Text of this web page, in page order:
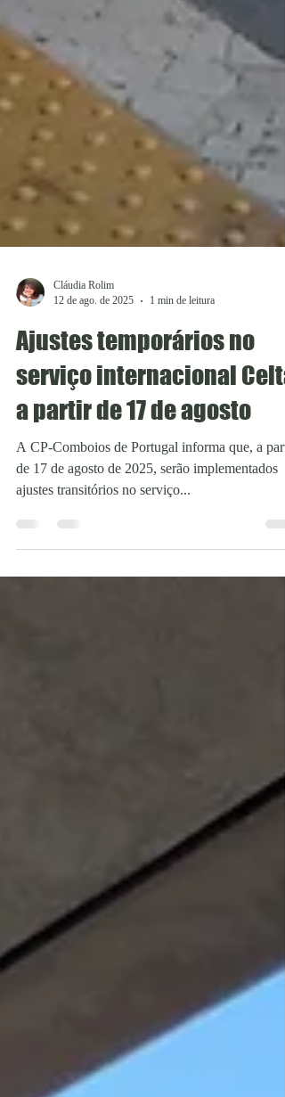
12 de ago. de 2025
1 min de leitura
Ajustes temporários no
serviço internacional Celta
a partir de 17 de agosto
A CP-Comboios de Portugal informa que, a
ajustes transitórios no serviço...